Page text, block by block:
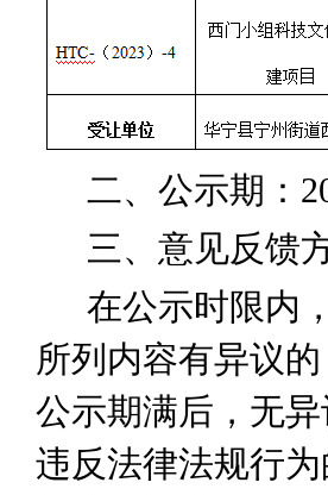
二、公示期：
三、意见反馈
在公示时限内
所列内容有异议
公示期满后，无
违反法律法规行